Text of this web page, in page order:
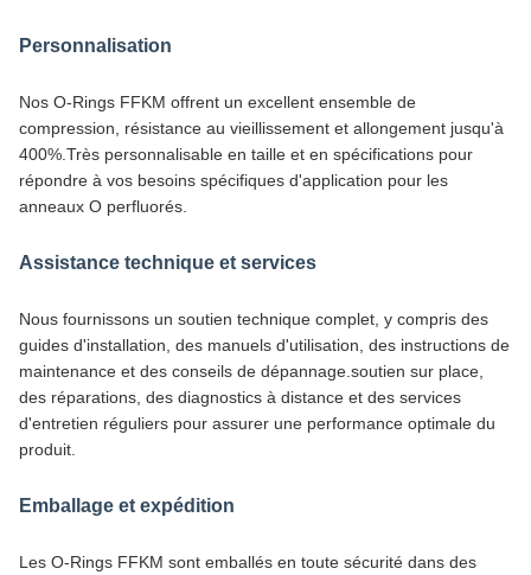
Personnalisation
Nos O-Rings FFKM offrent un excellent ensemble de
compression, résistance au vieillissement et allongement jusqu'à
400%.Très personnalisable en taille et en spécifications pour
répondre à vos besoins spécifiques d'application pour les
anneaux O perfluorés.
Assistance technique et services
Nous fournissons un soutien technique complet, y compris des
guides d'installation, des manuels d'utilisation, des instructions de
maintenance et des conseils de dépannage.soutien sur place,
des réparations, des diagnostics à distance et des services
d'entretien réguliers pour assurer une performance optimale du
produit.
Emballage et expédition
Les O-Rings FFKM sont emballés en toute sécurité dans des